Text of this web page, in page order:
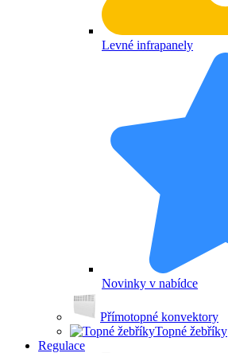
Levné infrapanely
Novinky v nabídce
Přímotopné konvektory
Topné žebříky
Regulace